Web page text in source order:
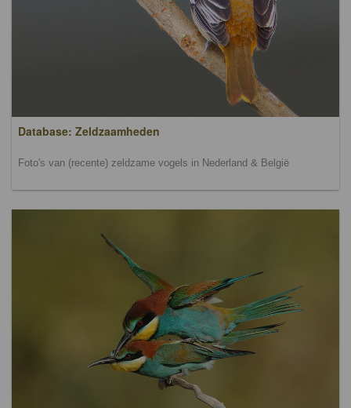
Database: Zeldzaamheden
Foto's van (recente) zeldzame vogels in Nederland & België